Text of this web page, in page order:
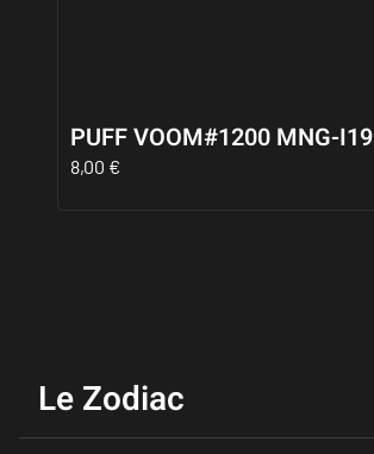
PUFF VOOM#1200 MNG-I19
8,00 €
Le Zodiac